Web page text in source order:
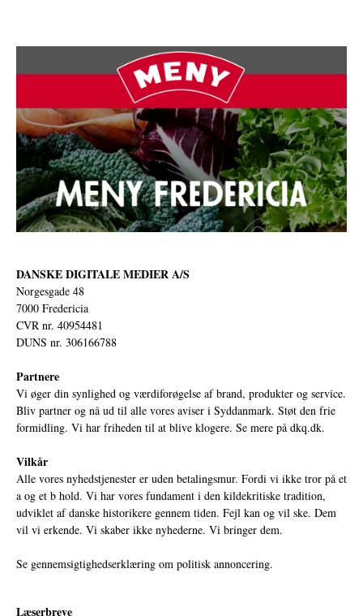
DANSKE DIGITALE MEDIER A/S
Norgesgade 48
7000 Fredericia
CVR nr. 40954481
DUNS nr. 306166788
Partnere
Vi øger din synlighed og værdiforøgelse af brand, produkter og service.
Bliv partner og nå ud til alle vores aviser i Syddanmark. Støt den frie
formidling. Vi har friheden til at blive klogere. Se mere på dkq.dk.
Vilkår
Alle vores nyhedstjenester er uden betalingsmur. Fordi vi ikke tror på et
a og et b hold. Vi har vores fundament i den kildekritiske tradition,
udviklet af danske historikere gennem tiden. Fejl kan og vil ske. Dem
vil vi erkende. Vi skaber ikke nyhederne. Vi bringer dem.
Se gennemsigtighedserklæring om politisk annoncering.
Læserbreve